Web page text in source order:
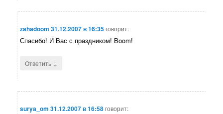
zahadoom 31.12.2007 в 16:35говорит:
Спасибо! И Вас с праздником! Boom!
Ответить ↓
surya_om 31.12.2007 в 16:58говорит: